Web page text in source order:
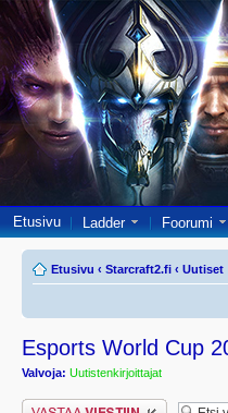
Etusivu Ladder Foorumi
Etusivu ‹ Starcraft2.fi ‹ Uutiset
Esports World Cup
Valvoja: Uutistenkirjoittajat
Lähetä vastaus